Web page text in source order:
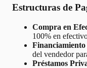
Estructuras de
Compra en
100% en
del vendedor
Préstamos